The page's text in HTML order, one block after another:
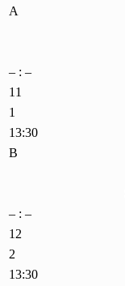
A
– : –
11
1
13:30
B
– : –
12
2
13:30